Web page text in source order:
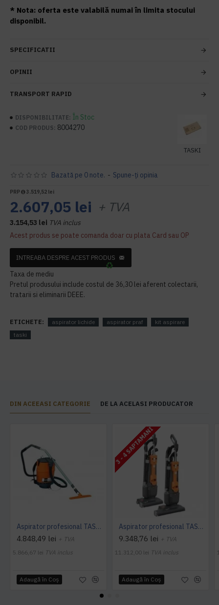
* Nota: oferta este valabilă numai în limita stocului
disponibil.
SPECIFICATII
OPINII
TRANSPORT RAPID
DISPONIBILITATE: În Stoc
COD PRODUS: 8004270
TASKI
Bazată pe 0 note. - Spune-ţi opinia
PRP 3.519,52 lei
2.607,05 lei + TVA
3.154,53 lei TVA inclus
Acest produs se poate comanda doar cu plata Card sau OP
INTREABA DESPRE ACEST PRODUS
Taxa de mediu
Pretul produsului include costul de 36,30 lei aferent colectarii,
tratarii si eliminarii DEEE.
ETICHETE: aspirator lichide aspirator praf
kit aspirare
taski
DIN ACEEASI CATEGORIE DE LA ACELASI PRODUCATOR
Aspirator profesional TASKI dorsalino EURO, 900 W, TASKI
4.848,49 lei + TVA
5.866,67 lei TVA inclus
Adaugă în Coş
3 - 4 SAPTAMANI
Aspirator profesional TASKI jet 38 Euro, 900 W, TASKI
9.348,76 lei + TVA
11.312,00 lei TVA inclus
Adaugă în Coş